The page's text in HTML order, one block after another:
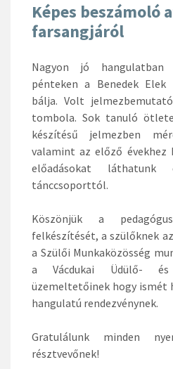
Képes beszámoló
farsangjáról
Nagyon jó
pénteken a Benedek Elek
bálja. Volt
tombola. Sok tanuló
készítésű jelmezben
valamint az előző évekhez
előadásokat
tánccsoporttól.
Köszönjük a
felkészítését, a szülőknek
a Szülői Munkaközösség
a Vácdukai Üdülő- és
üzemeltetőinek hogy ismét
hangulatú rendezvénynek.
Gratulálunk minden
résztvevőnek!